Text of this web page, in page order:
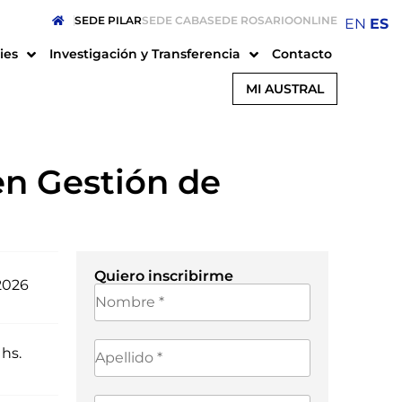
SEDE PILARSEDE CABASEDE ROSARIOONLINE
Investigación y Transferencia Contacto
MI AUSTRAL
Gestión de
Quiero inscribirme
EN ES